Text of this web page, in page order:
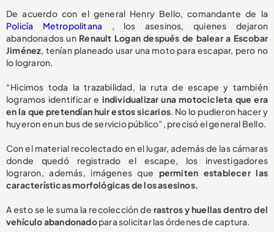
De acuerdo con el general Henry Bello, comandante de la
Policía Metropolitana , los asesinos, quienes dejaron
abandonados un Renault Logan después de balear a Escobar
Jiménez, tenían planeado usar una moto para escapar, pero no
lo lograron.
“Hicimos toda la trazabilidad, la ruta de escape y también
logramos identificar e individualizar una motocicleta que era
en la que pretendían huir estos sicarios. No lo pudieron hacer y
huyeron en un bus de servicio público”, precisó el general Bello.
Con el material recolectado en el lugar, además de las cámaras
donde quedó registrado el escape, los investigadores
lograron, además, imágenes que permiten establecer las
características morfológicas de los asesinos.
A esto se le suma la recolección de rastros y huellas dentro del
vehículo abandonadopara solicitar las órdenes de captura.